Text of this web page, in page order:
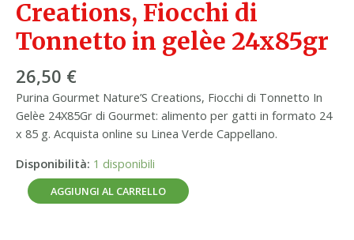
Creations, Fiocchi di
Tonnetto in gelèe 24x85gr
26,50 €
Purina Gourmet Nature’S Creations, Fiocchi di Tonnetto In
Gelèe 24X85Gr di Gourmet: alimento per gatti in formato 24
x 85 g. Acquista online su Linea Verde Cappellano.
Disponibilità: 1 disponibili
AGGIUNGI AL CARRELLO